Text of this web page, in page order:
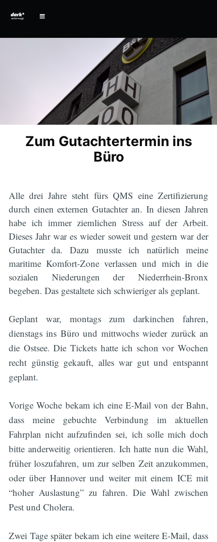
Zum Gutachtertermin ins
Büro
Alle drei Jahre steht fürs QMS eine Zertifizierung
durch einen externen Gutachter an. In diesen Jahren
habe ich immer ziemlichen Stress auf der Arbeit.
Dieses Jahr war es wieder soweit und gestern war der
Gutachter da. Dazu musste ich natürlich meine
maritime Komfort-Zone verlassen und mich in die
sozialen Niederungen der Niederrhein-Bronx
begeben. Das gestaltete sich schwieriger als geplant.
Geplant war, montags zum darkinchen fahren,
dienstags ins Büro und mittwochs wieder zurück an
die Ostsee. Die Tickets hatte ich schon vor Wochen
recht günstig gekauft, alles war gut und entspannt
geplant.
Vorige Woche bekam ich eine E-Mail von der Bahn,
dass meine gebuchte Verbindung im aktuellen
Fahrplan nicht aufzufinden sei, ich solle mich doch
bitte anderweitig orientieren. Ich hatte nun die Wahl,
früher loszufahren, um zur selben Zeit anzukommen,
oder über Hannover und weiter mit einem ICE mit
“hoher Auslastung” zu fahren. Die Wahl zwischen
Pest und Cholera.
Zwei Tage später bekam ich eine weitere E-Mail, dass